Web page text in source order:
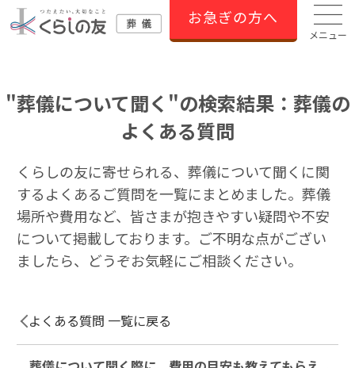
お急ぎの方へ
メニュー
"葬儀について聞く"の検索結果：葬儀の
よくある質問
くらしの友に寄せられる、葬儀について聞くに関
するよくあるご質問を一覧にまとめました。葬儀
場所や費用など、皆さまが抱きやすい疑問や不安
について掲載しております。ご不明な点がござい
ましたら、どうぞお気軽にご相談ください。
よくある質問 一覧に戻る